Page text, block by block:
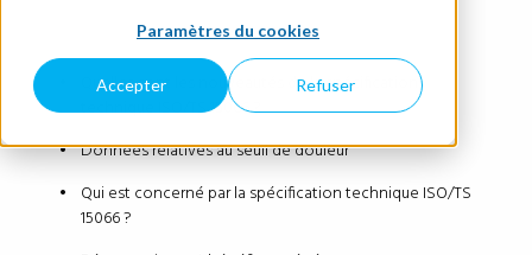
Paramètres du cookies
Accepter Refuser
Quelles sont les nouveautés de la spécification
techniqueISO/TS 15066 ?
Données relatives au seuil de douleur
Qui est concerné par la spécification technique ISO/TS
15066 ?